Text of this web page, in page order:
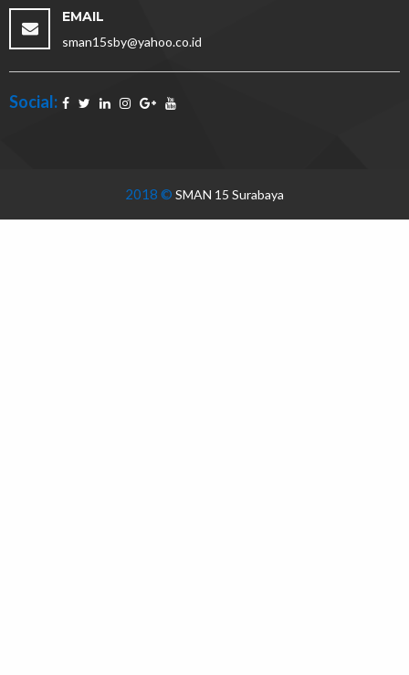
EMAIL
sman15sby@yahoo.co.id
Social:
2018 © SMAN 15 Surabaya